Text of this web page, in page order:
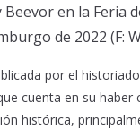
en la Feria
de 2022 (F:
por el
cuenta en su haber
histórica,